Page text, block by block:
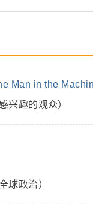
Man in the
兴趣的观众）
球政治）